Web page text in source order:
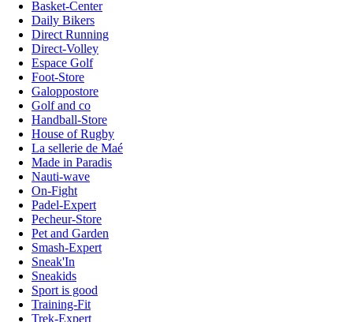
Basket-Center
Daily Bikers
Direct Running
Direct-Volley
Espace Golf
Foot-Store
Galoppostore
Golf and co
Handball-Store
House of Rugby
La sellerie de Maé
Made in Paradis
Nauti-wave
On-Fight
Padel-Expert
Pecheur-Store
Pet and Garden
Smash-Expert
Sneak'In
Sneakids
Sport is good
Training-Fit
Trek-Expert